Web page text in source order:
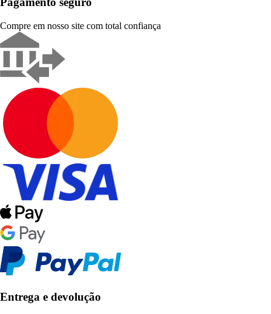
Compre em nosso site com total confiança
Entrega e devolução